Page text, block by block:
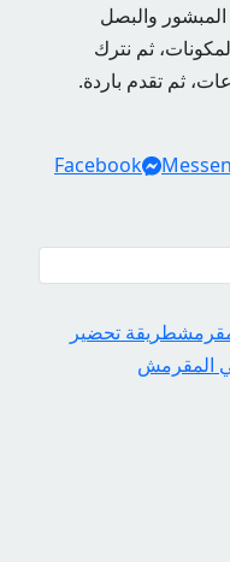
والبصل
ثم نترك
Facebook
طريقة تحضير
المقرمش